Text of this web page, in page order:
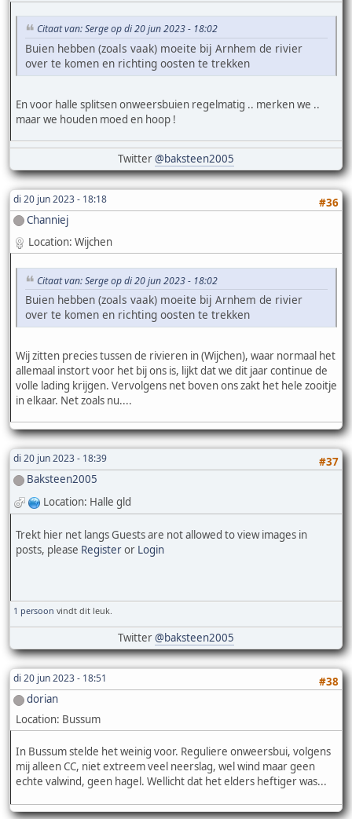
Citaat van: Serge op di 20 jun 2023 - 18:02
Buien hebben (zoals vaak) moeite bij Arnhem de rivier
over te komen en richting oosten te trekken
En voor halle splitsen onweersbuien regelmatig .. merken we ..
maar we houden moed en hoop !
Twitter@baksteen2005
di 20 jun 2023 - 18:18
#36
Channiej
Location: Wijchen
Citaat van: Serge op di 20 jun 2023 - 18:02
Buien hebben (zoals vaak) moeite bij Arnhem de rivier
over te komen en richting oosten te trekken
Wij zitten precies tussen de rivieren in (Wijchen), waar normaal het
allemaal instort voor het bij ons is, lijkt dat we dit jaar continue de
volle lading krijgen. Vervolgens net boven ons zakt het hele zooitje
in elkaar. Net zoals nu....
di 20 jun 2023 - 18:39
#37
Baksteen2005
Location: Halle gld
Trekt hier net langs Guests are not allowed to view images in
posts, please Registeror Login
1 persoon vindt dit leuk.
Twitter@baksteen2005
di 20 jun 2023 - 18:51
#38
dorian
Location: Bussum
In Bussum stelde het weinig voor. Reguliere onweersbui, volgens
mij alleen CC, niet extreem veel neerslag, wel wind maar geen
echte valwind, geen hagel. Wellicht dat het elders heftiger was...